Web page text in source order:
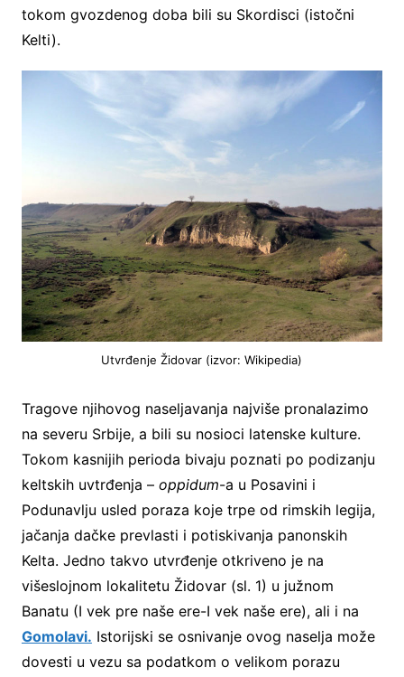
tokom gvozdenog doba bili su Skordisci (istočni
Kelti).
Utvrđenje Židovar (izvor: Wikipedia)
Tragove njihovog naseljavanja najviše pronalazimo
na severu Srbije, a bili su nosioci latenske kulture.
Tokom kasnijih perioda bivaju poznati po podizanju
keltskih uvtrđenja – oppidum-a u Posavini i
Podunavlju usled poraza koje trpe od rimskih legija,
jačanja dačke prevlasti i potiskivanja panonskih
Kelta. Jedno takvo utvrđenje otkriveno je na
višeslojnom lokalitetu Židovar (sl. 1) u južnom
Banatu (I vek pre naše ere-I vek naše ere), ali i na
Gomolavi. Istorijski se osnivanje ovog naselja može
dovesti u vezu sa podatkom o velikom porazu